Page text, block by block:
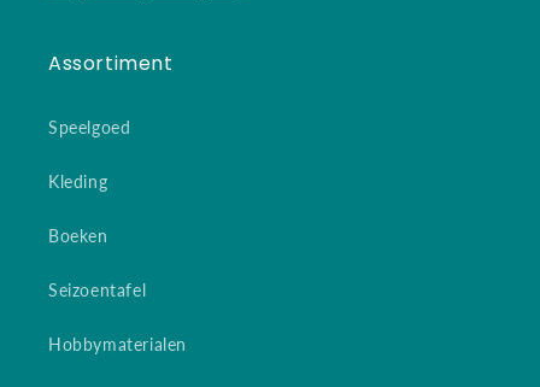
Assortiment
Speelgoed
Kleding
Boeken
Seizoentafel
Hobbymaterialen